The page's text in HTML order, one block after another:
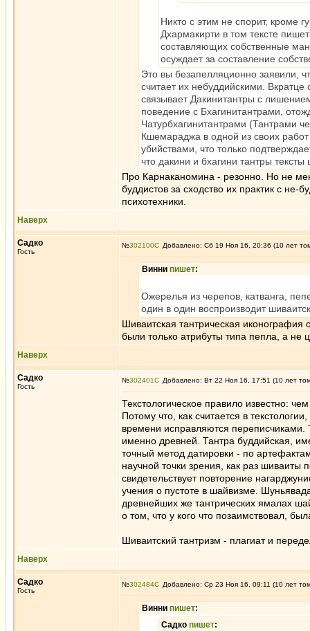
Никто с этим не спорит, кроме
Дхармакирти в том тексте
составляющих собственные
осуждает за составление
Это вы безапелляционно заявили,
считает их небуддийскими.
связывает Дакинитантры с
поведение с Бхагинитантрами,
Чатурбхагинитантрами (Тантрами
Кшемараджа в одной из своих
убийствами, что только
что дакини и бхагини тантры тексты
Про Карнаканомина - резонно. Но не
буддистов за сходство их практик с не-
психотехники.
Наверх
Садко
Гость
№302100 Добавлено: Сб 19 Ноя 16, 20:36 (10 лет
Винни пишет:
Ожерелья из черепов, катванга,
один в один воспроизводит
Шиваитская тантрическая
были только атрибуты типа пепла, а не
Наверх
Садко
Гость
№302401 Добавлено: Вт 22 Ноя 16, 17:51 (10 лет
Текстологическое правило известно:
Потому что, как считается в
времени исправляются переписчиками.
именно древней. Тантра буддийская,
точный метод датировки - по
научной точки зрения, как раз шиваиты
свидетельствует повторение
учения о пустоте в шайвизме.
древнейших же тантрических ямалах
о том, что у кого что позаимствовал,
Шиваитский тантризм - плагиат и
Наверх
Садко
Гость
№302484 Добавлено: Ср 23 Ноя 16, 09:11 (10 лет
Винни пишет:
Садко пишет: